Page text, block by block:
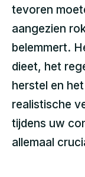
tevoren
aangezien
belemmert.
dieet, het
herstel en
realistische
tijdens uw
allemaal